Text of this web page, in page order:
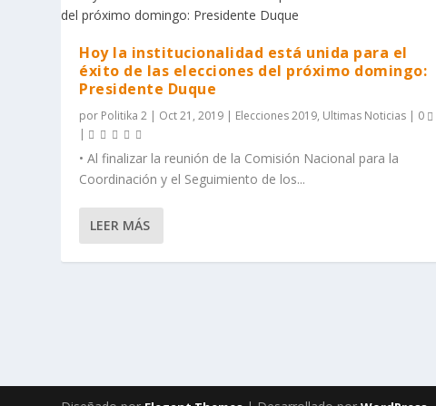
Hoy la institucionalidad está unida para el
éxito de las elecciones del próximo domingo:
Presidente Duque
por Politika 2 | Oct 21, 2019 | Elecciones 2019, Ultimas Noticias | 0
|
• Al finalizar la reunión de la Comisión Nacional para la
Coordinación y el Seguimiento de los...
LEER MÁS